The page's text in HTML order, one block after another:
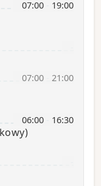
07:00 19:00
07:00 21:00
06:00 16:30